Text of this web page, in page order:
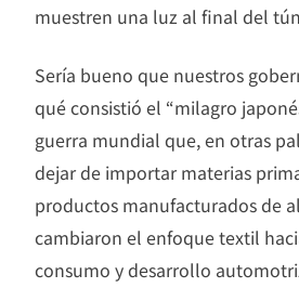
muestren una luz al final del
Sería bueno que nuestros
qué consistió el “milagro
guerra mundial que, en otras
dejar de importar materias
productos manufacturados de
cambiaron el enfoque textil
consumo y desarrollo